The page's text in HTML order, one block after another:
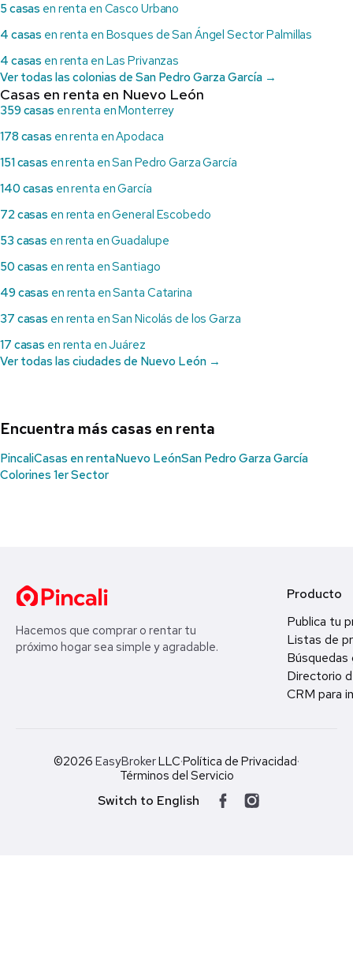
5 casas en renta en Casco Urbano
4 casas en renta en Bosques de San Ángel Sector Palmillas
4 casas en renta en Las Privanzas
Ver todas las colonias de San Pedro Garza García →
Casas en renta en Nuevo León
359 casas en renta en Monterrey
178 casas en renta en Apodaca
151 casas en renta en San Pedro Garza García
140 casas en renta en García
72 casas en renta en General Escobedo
53 casas en renta en Guadalupe
50 casas en renta en Santiago
49 casas en renta en Santa Catarina
37 casas en renta en San Nicolás de los Garza
17 casas en renta en Juárez
Ver todas las ciudades de Nuevo León →
Encuentra más casas en renta
PincaliCasas en rentaNuevo LeónSan Pedro Garza García
Colorines 1er Sector
Hacemos que comprar o rentar tu
próximo hogar sea simple y agradable.
Producto
Publica tu
Listas de
Búsquedas
Directorio
CRM para
©2026 EasyBrokerLLC·Política de Privacidad·
Términos del Servicio
Switch to English